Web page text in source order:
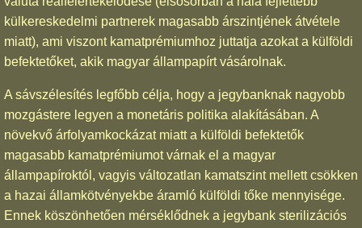
külkereskedelmi partnerek magasabb árszintjének átvétele
miatt), ami viszont kamatprémiumhoz juttatja azokat a külföldi
befektetőket, akik magyar állampapírt vásárolnak.
A sávszélesítés legfőbb célja, hogy a jegybanknak nagyobb
mozgástere legyen a monetáris politika alakításában. A
növekvő árfolyamkockázat miatt a külföldi befektetők
magasabb kamatprémiumot várnak el a magyar
állampapíroktól, vagyis változatlan kamatszint mellett csökken
a hazai államkötvényekbe áramló külföldi tőke mennyisége.
Ennek köszönhetően mérséklődnek a jegybank sterilizációs